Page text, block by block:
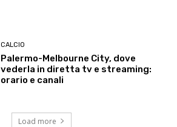
CALCIO
Palermo-Melbourne City, dove
vederla in diretta tv e streaming:
orario e canali
Load more